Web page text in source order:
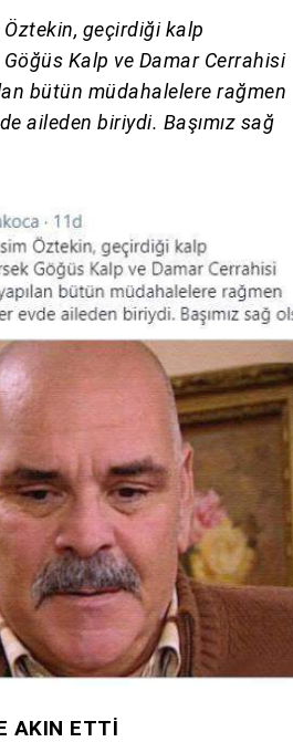
geçirdiği kalp
Göğüs Kalp ve Damar Cerrahisi
bütün müdahalelere rağmen
aileden biriydi. Başımız sağ
AKIN ETTİ